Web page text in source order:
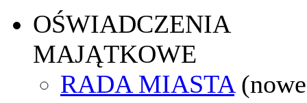
OŚWIADCZENIA
MAJĄTKOWE
RADA MIASTA (nowe